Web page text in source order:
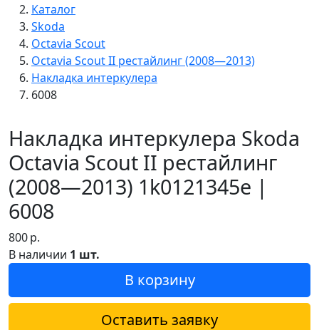
Каталог
Skoda
Octavia Scout
Octavia Scout II рестайлинг (2008—2013)
Накладка интеркулера
6008
Накладка интеркулера Skoda
Octavia Scout II рестайлинг
(2008—2013) 1k0121345e |
6008
800р.
В наличии 1 шт.
В корзину
Оставить заявку